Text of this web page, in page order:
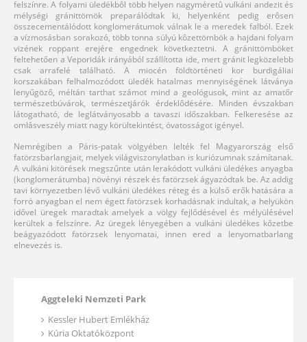
felszínre. A folyami üledékbôl több helyen nagyméretû vulkáni andezit és
mélységi gránittömök preparálódtak ki, helyenként pedig erôsen
összecementálódott konglomerátumok válnak le a meredek falból. Ezek
a vízmosásban sorakozó, több tonna súlyú kôzettömbök a hajdani folyam
vizének roppant erejére engednek következtetni. A gránittömböket
feltehetően a Veporidák irányából szállította ide, mert gránit legközelebb
csak arrafelé található. A miocén földtörténeti kor burdigáliai
korszakában felhalmozódott üledék hatalmas mennyiségének látványa
lenyűgöző, méltán tarthat számot mind a geológusok, mint az amatőr
természetbúvárok, természetjárók érdeklôdésére. Minden évszakban
látogatható, de leglátványosabb a tavaszi időszakban. Felkeresése az
omlásveszély miatt nagy körültekintést, óvatosságot igényel.
Nemrégiben a Páris-patak völgyében lelték fel Magyarország első
fatörzsbarlangjait, melyek világviszonylatban is kuriózumnak számítanak.
A vulkáni kitörések megszűnte után lerakódott vulkáni üledékes anyagba
(konglomerátumba) növényi részek és fatörzsek ágyazódtak be. Az addig
tavi környezetben lévő vulkáni üledékes réteg és a külső erők hatására a
forró anyagban el nem égett fatörzsek korhadásnak indultak, a helyükön
idővel üregek maradtak amelyek a völgy fejlődésével és mélyülésével
kerültek a felszínre. Az üregek lényegében a vulkáni üledékes kőzetbe
beágyazódott fatörzsek lenyomatai, innen ered a lenyomatbarlang
elnevezés is.
Aggteleki Nemzeti Park
Kessler Hubert Emlékház
Kúria Oktatóközpont